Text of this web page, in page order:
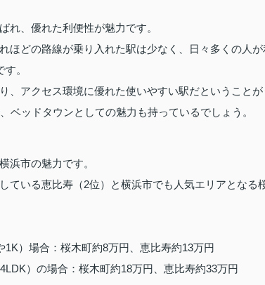
れ、優れた利便性が魅力です。
ほどの路線が乗り入れた駅は少なく、日々多くの人が
。
、アクセス環境に優れた使いやすい駅だということが
ベッドタウンとしての魅力も持っているでしょう。
浜市の魅力です。
ている恵比寿（2位）と横浜市でも人気エリアとなる
）場合：桜木町約8万円、恵比寿約13万円
）の場合：桜木町約18万円、恵比寿約33万円